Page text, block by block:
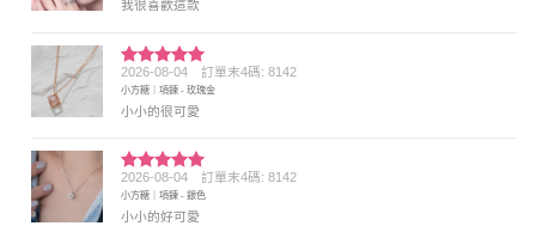
我很喜歡這款
評分5滿
分 5
2026-08-04 訂單末4碼: 8142
小方糖｜項鍊 - 玫瑰金
小小的很可愛
評分5 滿
分 5
2026-08-04 訂單末4碼: 8142
小方糖｜項鍊 - 銀色
小小的好可愛